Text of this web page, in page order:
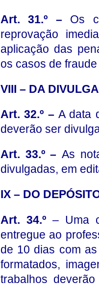
Art. 31.º – Os
reprovação
aplicação das
os casos de
VIII – DA
Art. 32.º –A data
deverão ser
Art. 33.º –As
divulgadas, em
IX – DO
Art. 34.º– Uma
entregue ao
de 10 dias com
formatados,
trabalhos